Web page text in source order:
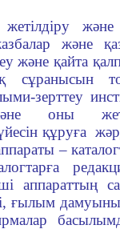
және
және қайта
зерттеу
оны
құруға
–
аппараттың
ғылым